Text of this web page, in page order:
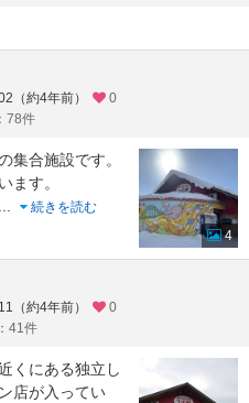
（約4年前）
0
78件
集合施設です。
ます。
...
続きを読む
4
（約4年前）
0
41件
くにある独立し
店が入ってい